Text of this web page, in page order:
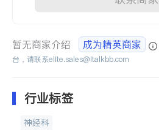
暂无商家介绍 成为精英商家
台，请联系elite.sales@italkbb.com
行业标签
神经科